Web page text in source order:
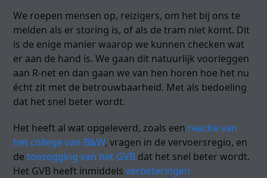
We roepen mensen op, reizigers, om het bij ons te
melden als er storing is, of als de tram niet komt. Dit
is de enige manier waarop we kunnen checken wat
er aan de hand is. We gaan dit natuurlijk voorleggen
aan R-net en dan gaan we van hen horen hoe het nu
écht zit met de betrouwbaarheid. Met als bedoeling
dat het snel beter wordt.
Het heeft al wat opgeleverd, zoals een reactie van
het college van B&W, vragen in de vervoersregio, en
detoezegging van het GVB dat het snel beter wordt.
Het GVB heeft inmiddelsverbeteringen